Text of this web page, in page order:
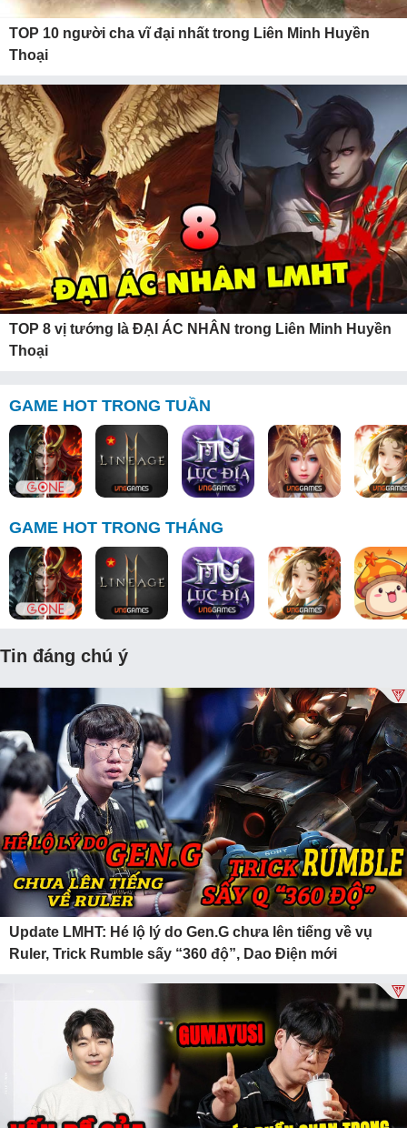
TOP 10 người cha vĩ đại nhất trong Liên Minh Huyền
Thoại
TOP 8 vị tướng là ĐẠI ÁC NHÂN trong Liên Minh Huyền
Thoại
GAME HOT TRONG TUẦN
GAME HOT TRONG THÁNG
Tin đáng chú ý
Update LMHT: Hé lộ lý do Gen.G chưa lên tiếng về vụ
Ruler, Trick Rumble sấy “360 độ”, Dao Điện mới